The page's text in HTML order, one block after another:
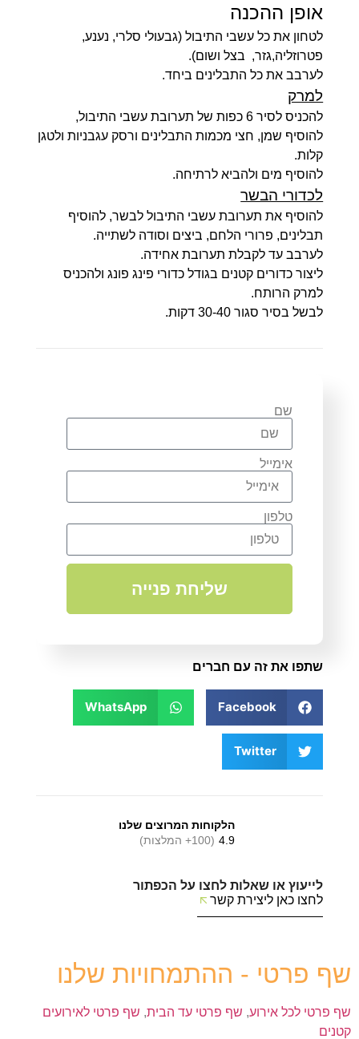
אופן ההכנה
לטחון את כל עשבי התיבול (גבעולי סלרי, נענע,
פטרוזליה,גזר, בצל ושום).
לערבב את כל התבלינים ביחד.
למרק
להכניס לסיר 6 כפות של תערובת עשבי התיבול,
להוסיף שמן, חצי מכמות התבלינים ורסק עגבניות ולטגן
קלות.
להוסיף מים ולהביא לרתיחה.
לכדורי הבשר
להוסיף את תערובת עשבי התיבול לבשר, להוסיף
תבלינים, פרורי הלחם, ביצים וסודה לשתייה.
לערבב עד לקבלת תערובת אחידה.
ליצור כדורים קטנים בגודל כדורי פינג פונג ולהכניס
למרק הרותח.
לבשל בסיר סגור 30-40 דקות.
שם
אימייל
טלפון
שליחת פנייה
שתפו את זה עם חברים
Facebook
WhatsApp
Twitter
הלקוחות המרוצים שלנו
4.9 (100+ המלצות)
לייעוץ או שאלות לחצו על הכפתור
לחצו כאן ליצירת קשר
שף פרטי - ההתמחויות שלנו
שף פרטי לכל אירוע, שף פרטי עד הבית, שף פרטי לאירועים
קטנים